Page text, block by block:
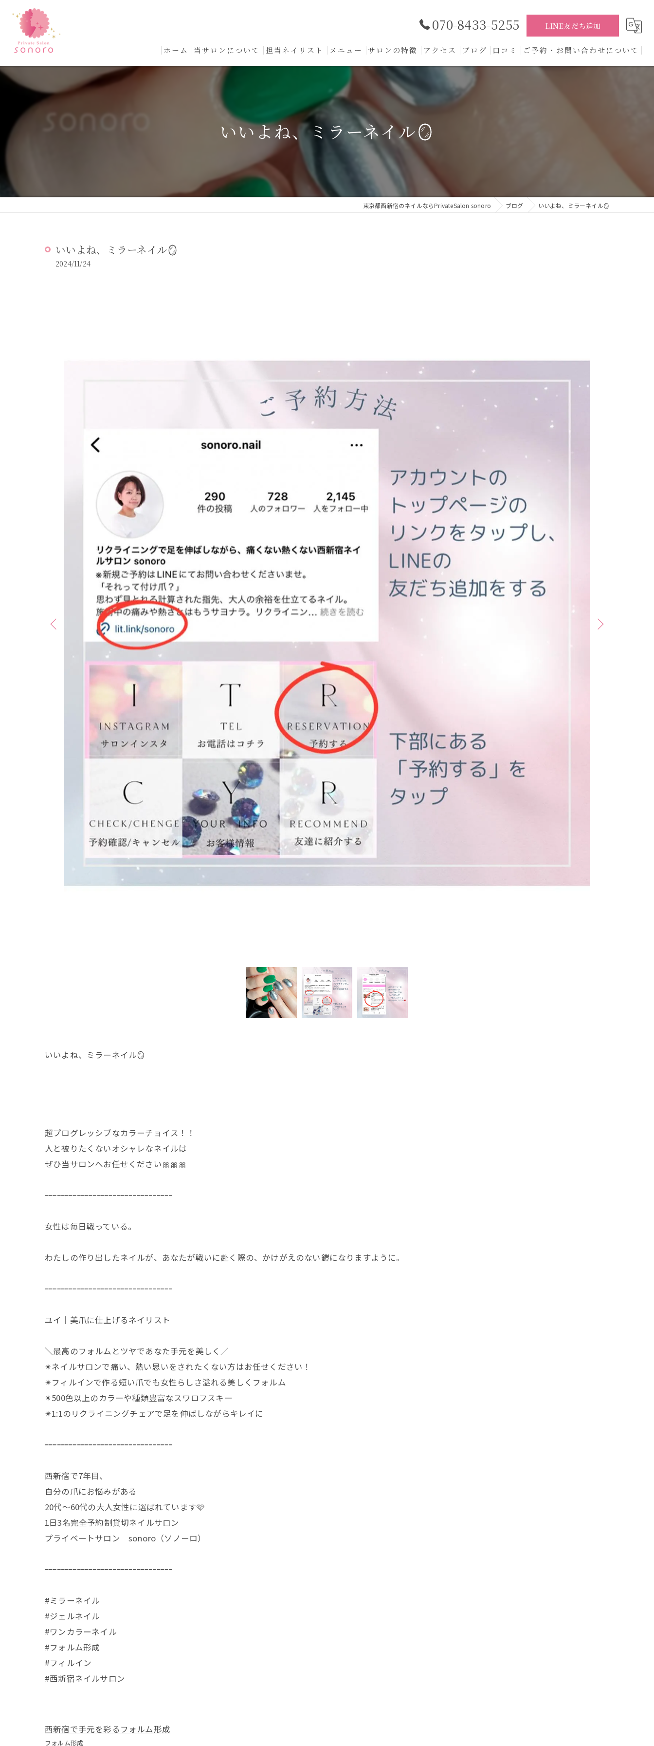
070-8433-5255 LINE友だち追加
ホーム 当サロンについて 担当ネイリスト メニュー サロンの特徴
フォルム形成
ケア
フット
カウンセリング
アクセス ブログ 口コミ ご予約・お問い合わせについて
いいよね、ミラーネイル🪞
東京都西新宿のネイルならPrivateSalon sonoro ブログ いいよね、ミラーネイル🪞
いいよね、ミラーネイル🪞
2024/11/24
いいよね、ミラーネイル🪞
超プログレッシブなカラーチョイス！！
人と被りたくないオシャレなネイルは
ぜひ当サロンへお任せください🎀🎀🎀
ｰｰｰｰｰｰｰｰｰｰｰｰｰｰｰｰｰｰｰｰｰｰｰｰｰｰｰｰｰｰｰｰ
女性は毎日戦っている。
わたしの作り出したネイルが、あなたが戦いに赴く際の、かけがえのない鎧になりますように。
ｰｰｰｰｰｰｰｰｰｰｰｰｰｰｰｰｰｰｰｰｰｰｰｰｰｰｰｰｰｰｰｰ
ユイ｜美爪に仕上げるネイリスト
＼最高のフォルムとツヤであなた手元を美しく／
✴︎ネイルサロンで痛い、熱い思いをされたくない方はお任せください！
✴︎フィルインで作る短い爪でも女性らしさ溢れる美しくフォルム
✴︎500色以上のカラーや種類豊富なスワロフスキー
✴︎1:1のリクライニングチェアで足を伸ばしながらキレイに
ｰｰｰｰｰｰｰｰｰｰｰｰｰｰｰｰｰｰｰｰｰｰｰｰｰｰｰｰｰｰｰｰ
西新宿で7年目、
自分の爪にお悩みがある
20代〜60代の大人女性に選ばれています🩷
1日3名完全予約制貸切ネイルサロン
プライベートサロン sonoro（ソノーロ）
ｰｰｰｰｰｰｰｰｰｰｰｰｰｰｰｰｰｰｰｰｰｰｰｰｰｰｰｰｰｰｰｰ
#ミラーネイル
#ジェルネイル
#ワンカラーネイル
#フォルム形成
#フィルイン
#西新宿ネイルサロン
西新宿で手元を彩るフォルム形成
フォルム形成